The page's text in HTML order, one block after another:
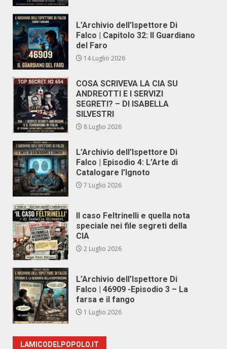
L’Archivio dell’Ispettore Di
Falco | Capitolo 32: Il Guardiano
del Faro
14 Luglio 2026
COSA SCRIVEVA LA CIA SU
ANDREOTTI E I SERVIZI
SEGRETI? – DI ISABELLA
SILVESTRI
8 Luglio 2026
L’Archivio dell’Ispettore Di
Falco | Episodio 4: L’Arte di
Catalogare l’Ignoto
7 Luglio 2026
Il caso Feltrinelli e quella nota
speciale nei file segreti della
CIA
2 Luglio 2026
L’Archivio dell’Ispettore Di
Falco | 46909 -Episodio 3 – La
farsa e il fango
1 Luglio 2026
LAMICODELPOPOLO.IT